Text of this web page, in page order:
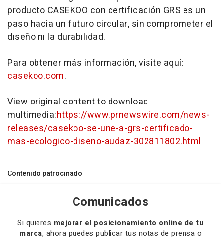
producto CASEKOO con certificación GRS es un
paso hacia un futuro circular, sin comprometer el
diseño ni la durabilidad.
Para obtener más información, visite aquí:
casekoo.com.
View original content to download
multimedia:https://www.prnewswire.com/news-
releases/casekoo-se-une-a-grs-certificado-
mas-ecologico-diseno-audaz-302811802.html
Contenido patrocinado
Comunicados
Si quieres mejorar el posicionamiento online de tu
marca, ahora puedes publicar tus notas de prensa o